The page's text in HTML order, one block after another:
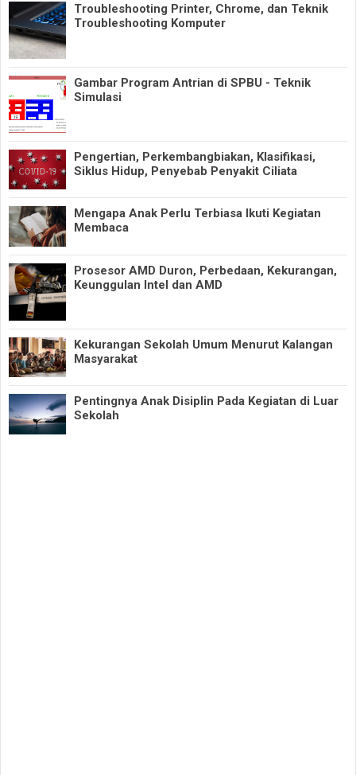
Troubleshooting Printer, Chrome, dan Teknik
Troubleshooting Komputer
Gambar Program Antrian di SPBU - Teknik
Simulasi
Pengertian, Perkembangbiakan, Klasifikasi,
Siklus Hidup, Penyebab Penyakit Ciliata
Mengapa Anak Perlu Terbiasa Ikuti Kegiatan
Membaca
Prosesor AMD Duron, Perbedaan, Kekurangan,
Keunggulan Intel dan AMD
Kekurangan Sekolah Umum Menurut Kalangan
Masyarakat
Pentingnya Anak Disiplin Pada Kegiatan di Luar
Sekolah